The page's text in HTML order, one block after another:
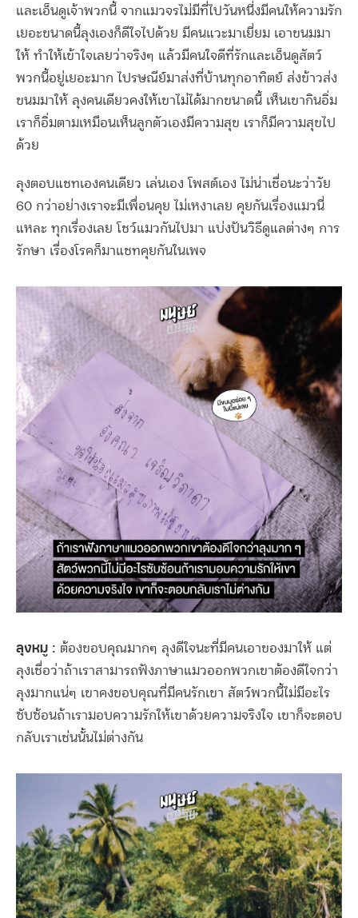
และเอ็นดูเจ้าพวกนี้ จากแมวจรไม่มีที่ไปวันหนึ่งมีคนให้ความรัก
เยอะขนาดนี้ลุงเองก็ดีใจไปด้วย มีคนแวะมาเยี่ยม เอาขนมมา
ให้ ทำให้เข้าใจเลยว่าจริงๆ แล้วมีคนใจดีที่รักและเอ็นดูสัตว์
พวกนี้อยู่เยอะมาก ไปรษณีย์มาส่งที่บ้านทุกอาทิตย์ ส่งข้าวส่ง
ขนมมาให้ ลุงคนเดียวคงให้เขาไม่ได้มากขนาดนี้ เห็นเขากินอิ่ม
เราก็อิ่มตามเหมือนเห็นลูกตัวเองมีความสุข เราก็มีความสุขไป
ด้วย
ลุงตอบแชทเองคนเดียว เล่นเอง โพสต์เอง ไม่น่าเชื่อนะว่าวัย
60 กว่าอย่างเราจะมีเพื่อนคุย ไม่เหงาเลย คุยกันเรื่องแมวนี่
แหละ ทุกเรื่องเลย โชว์แมวกันไปมา แบ่งปันวิธีดูแลต่างๆ การ
รักษา เรื่องโรคก็มาแชทคุยกันในเพจ
ลุงหมู : ต้องขอบคุณมากๆ ลุงดีใจนะที่มีคนเอาของมาให้ แต่
ลุงเชื่อว่าถ้าเราสามารถฟังภาษาแมวออกพวกเขาต้องดีใจกว่า
ลุงมากแน่ๆ เขาคงขอบคุณที่มีคนรักเขา สัตว์พวกนี้ไม่มีอะไร
ซับซ้อนถ้าเรามอบความรักให้เขาด้วยความจริงใจ เขาก็จะตอบ
กลับเราเช่นนั้นไม่ต่างกัน